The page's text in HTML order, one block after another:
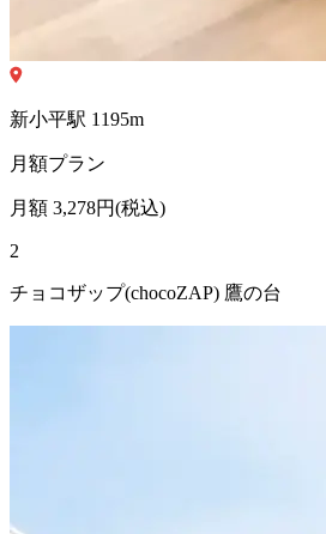
新小平駅 1195m
月額プラン
月額 3,278円(税込)
2
チョコザップ(chocoZAP) 鷹の台